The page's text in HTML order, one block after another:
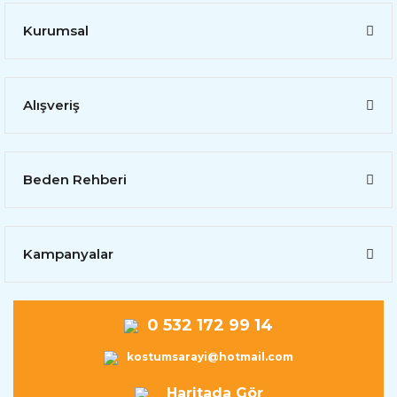
Kurumsal
Alışveriş
Beden Rehberi
Kampanyalar
0 532 172 99 14
kostumsarayi@hotmail.com
Haritada Gör